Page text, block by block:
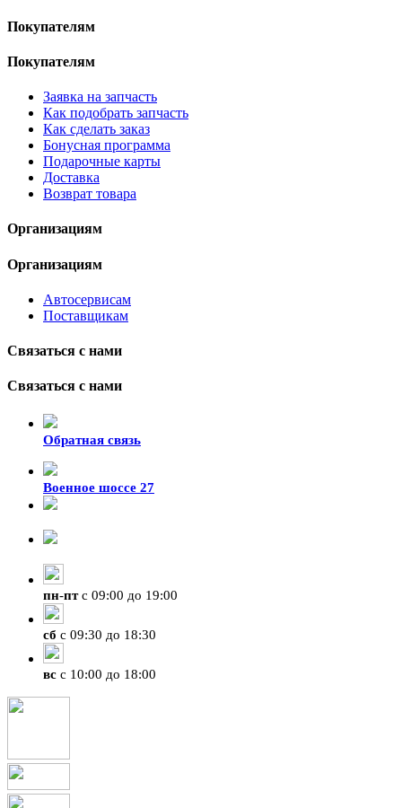
Покупателям
Покупателям
Заявка на запчасть
Как подобрать запчасть
Как сделать заказ
Бонусная программа
Подарочные карты
Доставка
Возврат товара
Организациям
Организациям
Автосервисам
Поставщикам
Связаться с нами
Связаться с нами
Обратная связь
Военное шоссе 27
пн-птс 09:00 до 19:00
сб с 09:30 до 18:30
вс с 10:00 до 18:00